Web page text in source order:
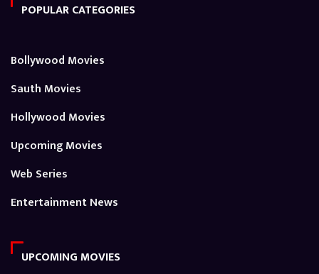
POPULAR CATEGORIES
Bollywood Movies
Sauth Movies
Hollywood Movies
Upcoming Movies
Web Series
Entertainment News
UPCOMING MOVIES